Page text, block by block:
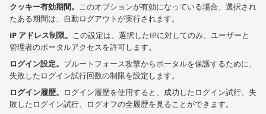
クッキー有効期間。 このオプションが有効になっている場合、選択され
たある期間は、自動ログアウトが実行されます。
IP アドレス制限。 この設定は、選択したIPに対してのみ、ユーザーと
管理者のポータルアクセスを許可します。
ログイン設定。 ブルートフォース攻撃からポータルを保護するために、
失敗したログイン試行回数の制限を設定します。
ログイン履歴。 ログイン履歴を使用すると、成功したログイン試行、失
敗したログイン試行、ログオフの全履歴を見ることができます。